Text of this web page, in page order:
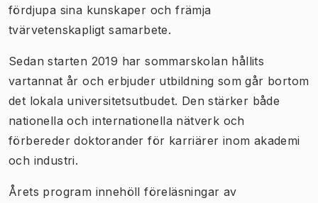
fördjupa sina kunskaper och främja
tvärvetenskapligt samarbete.
Sedan starten 2019 har sommarskolan hållits
vartannat år och erbjuder utbildning som går bortom
det lokala universitetsutbudet. Den stärker både
nationella och internationella nätverk och
förbereder doktorander för karriärer inom akademi
och industri.
Årets program innehöll föreläsningar av